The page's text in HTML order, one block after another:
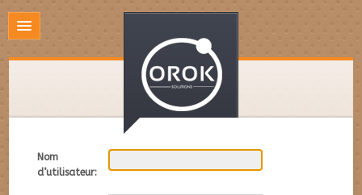
Nom
d’utilisateur: